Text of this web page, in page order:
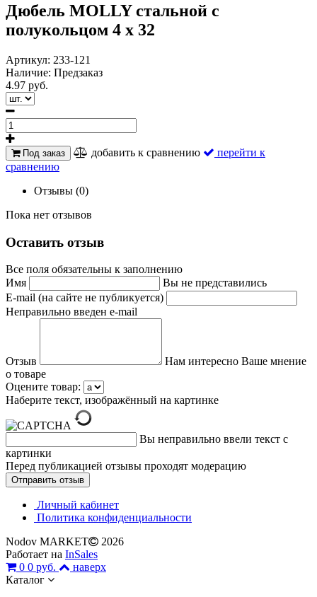
Дюбель MOLLY стальной с
полукольцом 4 х 32
Артикул: 233-121
Наличие: Предзаказ
4.97 руб.
Под заказ добавить к сравнению
перейти к
сравнению
Отзывы (0)
Пока нет отзывов
Оставить отзыв
Все поля обязательны к заполнению
Имя
Вы не представились
E-mail (на сайте не публикуется)
Неправильно введен e-mail
Отзыв
Нам интересно Ваше мнение
о товаре
Оцените товар:
Наберите текст, изображённый на картинке
Вы неправильно ввели текст с
картинки
Перед публикацией отзывы проходят модерацию
Личный кабинет
Политика конфиденциальности
Nodov MARKET
2026
Работает на InSales
0 0 руб.
наверх
Каталог